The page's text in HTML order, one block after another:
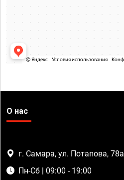
О нас
г. Самара, ул. Потапова, 78а
Пн-Сб | 09:00 - 19:00